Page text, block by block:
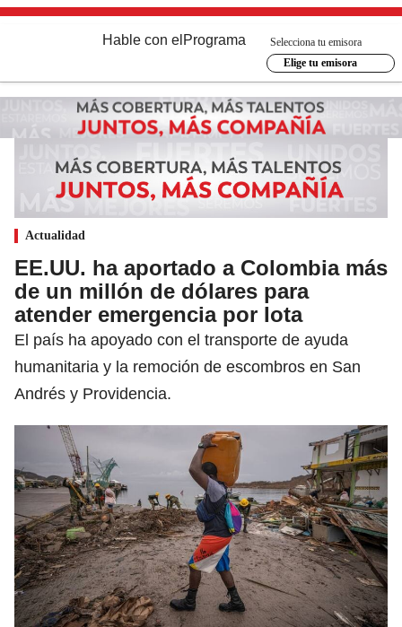
Hable con el Programa
Selecciona tu emisora
Elige tu emisora
Actualidad
EE.UU. ha aportado a Colombia más
de un millón de dólares para
atender emergencia por Iota
El país ha apoyado con el transporte de ayuda
humanitaria y la remoción de escombros en San
Andrés y Providencia.